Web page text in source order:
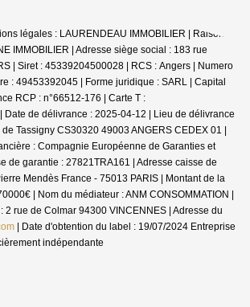
légales : LAURENDEAU IMMOBILIER | Raison
IMMOBILIER | Adresse siège social : 183 rue
| Siret : 45339204500028 | RCS : Angers | Numero
: 49453392045 | Forme juridique : SARL | Capital
RCP : n°66512-176 | Carte T :
de délivrance : 2025-04-12 | Lieu de délivrance
Tassigny CS30320 49003 ANGERS CEDEX 01 |
: Compagnie Européenne de Garanties et
de garantie : 27821TRA161 | Adresse caisse de
Mendès France - 75013 PARIS | Montant de la
| Nom du médiateur : ANM CONSOMMATION |
2 rue de Colmar 94300 VINCENNES | Adresse du
| Date d'obtention du label : 19/07/2024 Entreprise
indépendante